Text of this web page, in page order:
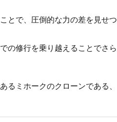
とで、圧倒的な力の差を見せつ
の修行を乗り越えることでさら
るミホークのクローンである、